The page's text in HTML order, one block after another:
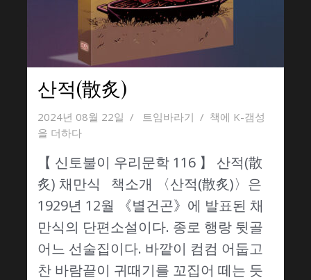
산적(散炙)
2024년 08월 22일 트임바라기
책에 K-갬성
을 더하다
【 신토불이 우리문학 116 】 산적(散
炙) 채만식 책소개 〈산적(散炙)〉은
1929년 12월 《별건곤》에 발표된 채
만식의 단편소설이다. 종로 행랑 뒷골
어느 선술집이다. 바깥이 컴컴 어둡고
찬 바람끝이 귀때기를 꼬집어 떼는 듯